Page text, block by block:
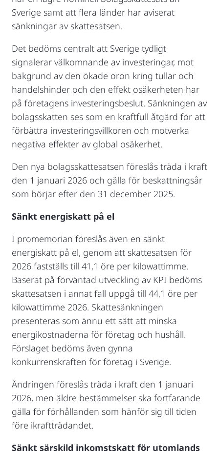
Sverige samt att flera länder har aviserat
sänkningar av skattesatsen.
Det bedöms centralt att Sverige tydligt
signalerar välkomnande av investeringar, mot
bakgrund av den ökade oron kring tullar och
handelshinder och den effekt osäkerheten har
på företagens investeringsbeslut. Sänkningen av
bolagsskatten ses som en kraftfull åtgärd för att
förbättra investeringsvillkoren och motverka
negativa effekter av global osäkerhet.
Den nya bolagsskattesatsen föreslås träda i kraft
den 1 januari 2026 och gälla för beskattningsår
som börjar efter den 31 december 2025.
Sänkt energiskatt på el
I promemorian föreslås även en sänkt
energiskatt på el, genom att skattesatsen för
2026 fastställs till 41,1 öre per kilowattimme.
Baserat på förväntad utveckling av KPI bedöms
skattesatsen i annat fall uppgå till 44,1 öre per
kilowattimme 2026. Skattesänkningen
presenteras som ännu ett sätt att minska
energikostnaderna för företag och hushåll.
Förslaget bedöms även gynna
konkurrenskraften för företag i Sverige.
Ändringen föreslås träda i kraft den 1 januari
2026, men äldre bestämmelser ska fortfarande
gälla för förhållanden som hänför sig till tiden
före ikraftträdandet.
Sänkt särskild inkomstskatt för utomlands